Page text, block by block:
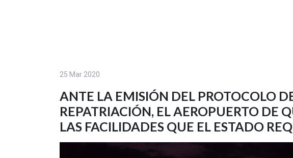
25 Mar 2020
ANTE LA EMISIÓN DEL PROTOCOLO
REPATRIACIÓN, EL AEROPUERTO DE
LAS FACILIDADES QUE EL ESTADO